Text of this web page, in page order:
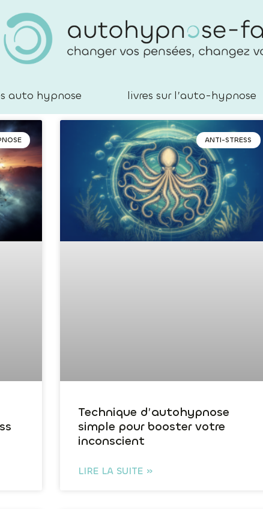
auto hypnose livres sur l’auto-hypnose
ANTI-STRESS
Technique d’autohypnose
simple pour booster votre
inconscient
LIRE LA SUITE »